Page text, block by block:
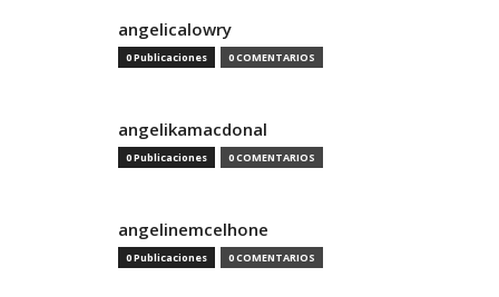
angelicalowry
0 Publicaciones 0 COMENTARIOS
angelikamacdonal
0 Publicaciones 0 COMENTARIOS
angelinemcelhone
0 Publicaciones 0 COMENTARIOS